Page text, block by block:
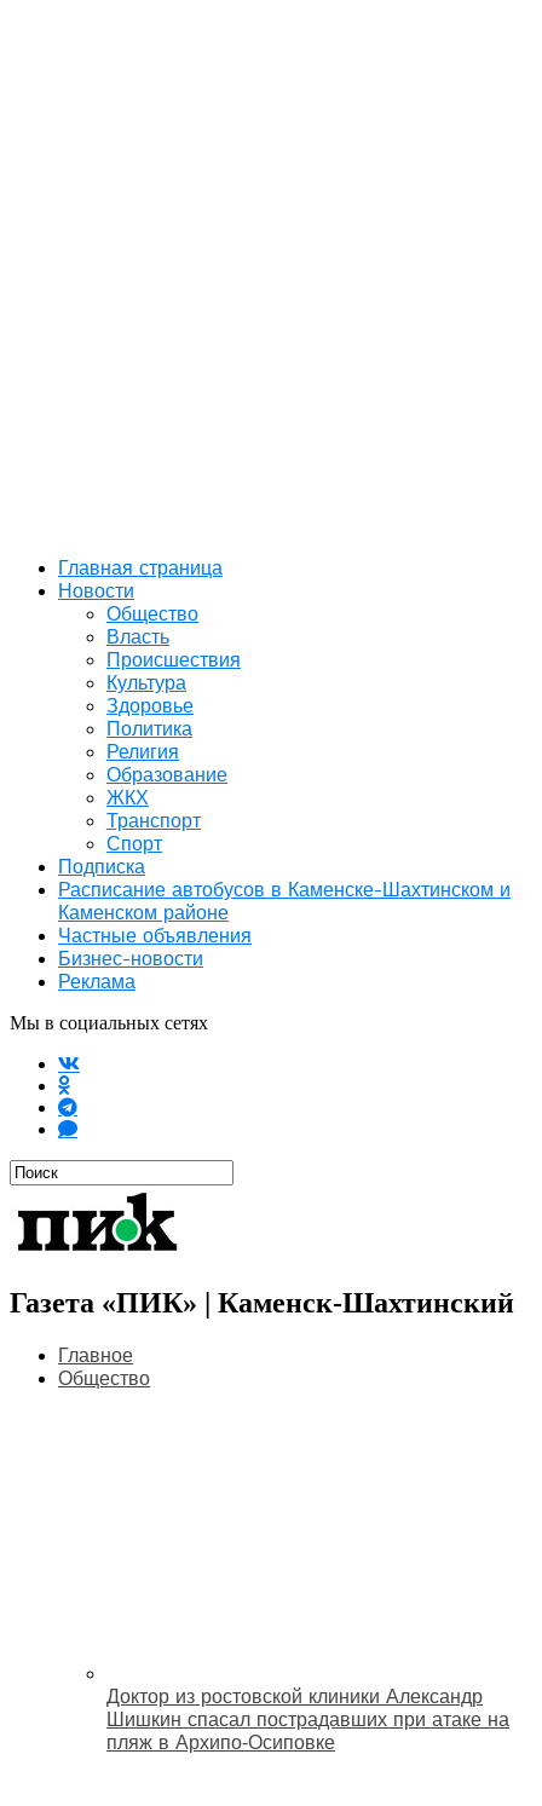
Главная страница
Новости
Общество
Власть
Происшествия
Культура
Здоровье
Политика
Религия
Образование
ЖКХ
Транспорт
Спорт
Подписка
Расписание автобусов в Каменске-Шахтинском и
Каменском районе
Частные объявления
Бизнес-новости
Реклама
Мы в социальных сетях
Газета «ПИК» | Каменск-Шахтинский
Главное
Общество
Доктор из ростовской клиники Александр
Шишкин спасал пострадавших при атаке на
пляж в Архипо‑Осиповке